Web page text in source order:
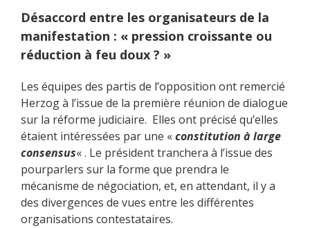
Désaccord entre les organisateurs de la
manifestation : « pression croissante ou
réduction à feu doux ? »
Les équipes des partis de l’opposition ont remercié
Herzog à l’issue de la première réunion de dialogue
sur la réforme judiciaire. Elles ont précisé qu’elles
étaient intéressées par une «constitution à large
consensus« . Le président tranchera à l’issue des
pourparlers sur la forme que prendra le
mécanisme de négociation, et, en attendant, il y a
des divergences de vues entre les différentes
organisations contestataires.